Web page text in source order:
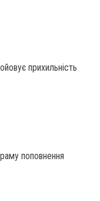
прихильність
поповнення